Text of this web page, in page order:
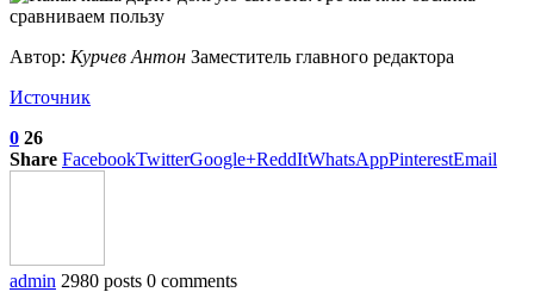
Автор: Курчев Антон Заместитель главного редактора
Источник
0 26
Share FacebookTwitterGoogle+ReddItWhatsAppPinterestEmail
admin 2980 posts 0 comments